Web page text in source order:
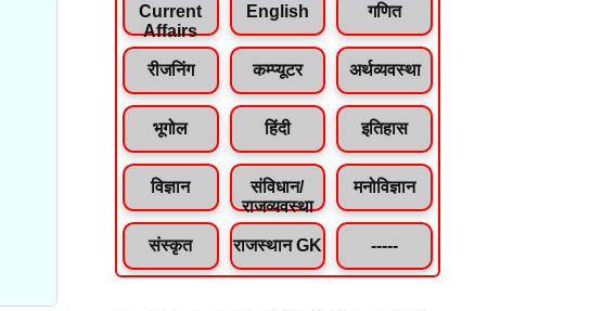
Current
Affairs
English गणित
रीजनिंग कम्प्यूटर अर्थव्यवस्था
भूगोल हिंदी इतिहास
विज्ञान
संविधान/
राजव्यवस्था
मनोविज्ञान
संस्कृत राजस्थान GK -----